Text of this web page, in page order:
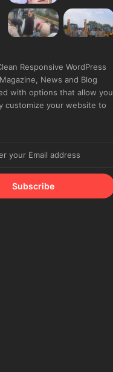
Responsive WordPress
News and Blog
with options that allow you
customize your website to